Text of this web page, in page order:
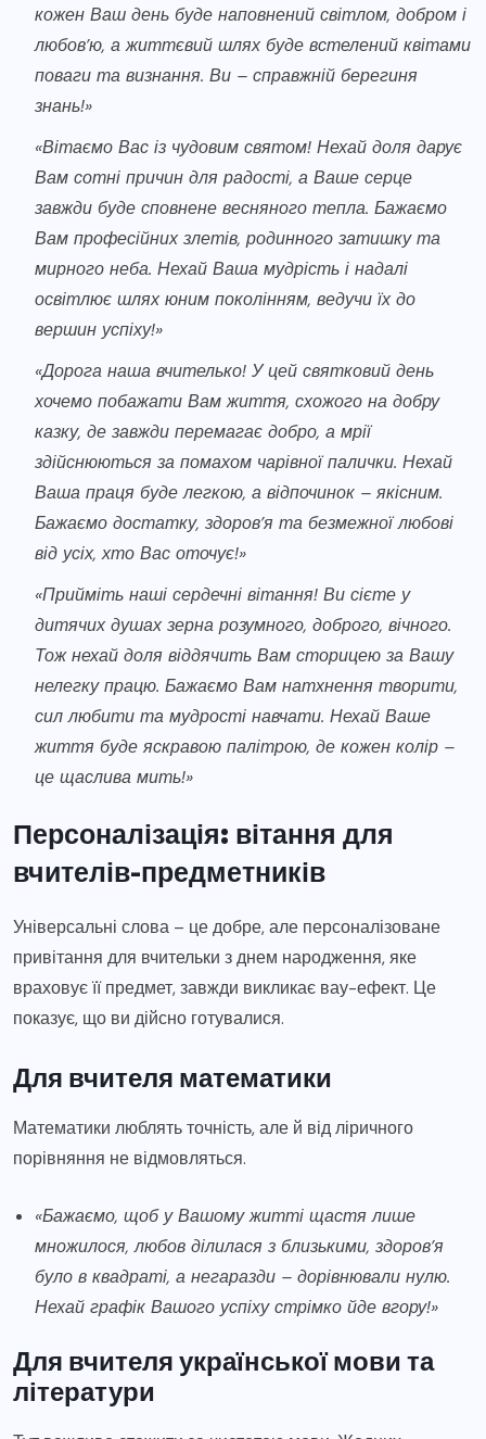
кожен Ваш день буде наповнений світлом, добром і
любов’ю, а життєвий шлях буде встелений квітами
поваги та визнання. Ви – справжній берегиня
знань!»
«Вітаємо Вас із чудовим святом! Нехай доля дарує
Вам сотні причин для радості, а Ваше серце
завжди буде сповнене весняного тепла. Бажаємо
Вам професійних злетів, родинного затишку та
мирного неба. Нехай Ваша мудрість і надалі
освітлює шлях юним поколінням, ведучи їх до
вершин успіху!»
«Дорога наша вчителько! У цей святковий день
хочемо побажати Вам життя, схожого на добру
казку, де завжди перемагає добро, а мрії
здійснюються за помахом чарівної палички. Нехай
Ваша праця буде легкою, а відпочинок – якісним.
Бажаємо достатку, здоров’я та безмежної любові
від усіх, хто Вас оточує!»
«Прийміть наші сердечні вітання! Ви сієте у
дитячих душах зерна розумного, доброго, вічного.
Тож нехай доля віддячить Вам сторицею за Вашу
нелегку працю. Бажаємо Вам натхнення творити,
сил любити та мудрості навчати. Нехай Ваше
життя буде яскравою палітрою, де кожен колір –
це щаслива мить!»
Персоналізація: вітання для
вчителів-предметників
Універсальні слова – це добре, але персоналізоване
привітання для вчительки з днем народження, яке
враховує її предмет, завжди викликає вау-ефект. Це
показує, що ви дійсно готувалися.
Для вчителя математики
Математики люблять точність, але й від ліричного
порівняння не відмовляться.
«Бажаємо, щоб у Вашому житті щастя лише
множилося, любов ділилася з близькими, здоров’я
було в квадраті, а негаразди – дорівнювали нулю.
Нехай графік Вашого успіху стрімко йде вгору!»
Для вчителя української мови та
літератури